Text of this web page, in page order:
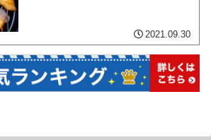
2021.09.30